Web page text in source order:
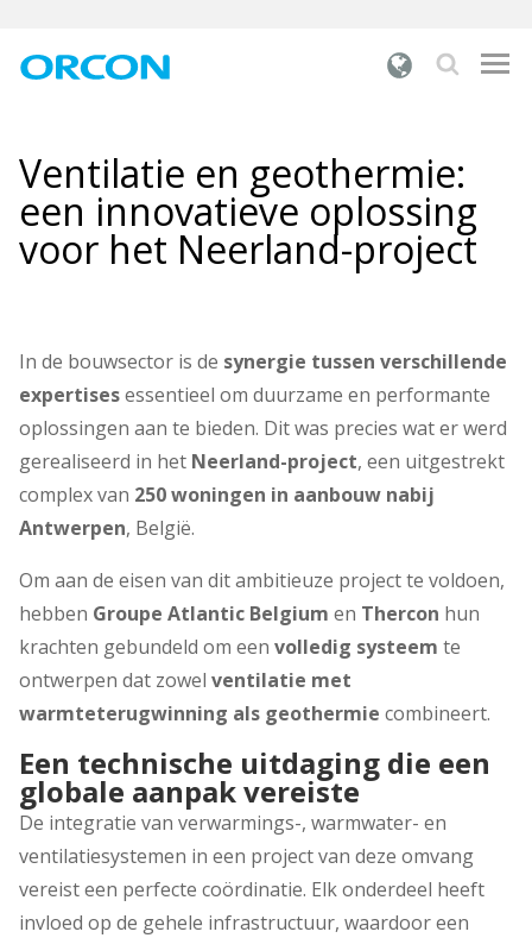
PRODUCTEN
ONZE OPLOSSINGEN
OVER ORCON
INSPIRATIE
CONTACT
INLOGGEN
Ventilatie en geothermie:
een innovatieve oplossing
voor het Neerland-project
In de bouwsector is de synergie tussen verschillende
expertisesessentieel om duurzame en performante
oplossingen aan te bieden. Dit was precies wat er werd
gerealiseerd in het Neerland-project, een uitgestrekt
complex van 250 woningen in aanbouw nabij
Antwerpen, België.
Om aan de eisen van dit ambitieuze project te voldoen,
hebben Groupe Atlantic Belgium en Thercon hun
krachten gebundeld om een volledig systeem te
ontwerpen dat zowel ventilatie met
warmteterugwinning als geothermie combineert.
Een technische uitdaging die een
globale aanpak vereiste
De integratie van verwarmings-, warmwater- en
ventilatiesystemen in een project van deze omvang
vereist een perfecte coördinatie. Elk onderdeel heeft
invloed op de gehele infrastructuur, waardoor een